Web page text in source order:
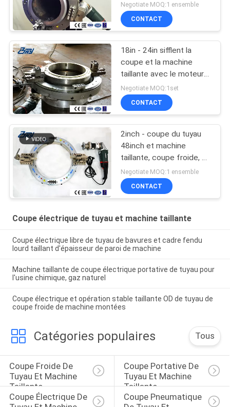
Negotiate MOQ:1 ensemble
CONTACT
18in - 24in sifflent la
coupe et la machine
taillante avec le moteur
électrique
Negotiate MOQ:1set
CONTACT
2inch - coupe du tuyau
48inch et machine
taillante, coupe froide, 2
à la coupe du tuyau
48inches, 2 à tailler du
tuyau 48inches
Negotiate MOQ:1 ensemble
CONTACT
Coupe électrique de tuyau et machine taillante
Coupe électrique libre de tuyau de bavures et cadre fendu
lourd taillant d'épaisseur de paroi de machine
Machine taillante de coupe électrique portative de tuyau pour
l'usine chimique, gaz naturel
Coupe électrique et opération stable taillante OD de tuyau de
coupe froide de machine montées
Catégories populaires Tous
Coupe Froide De
Tuyau Et Machine
Taillante
Coupe Portative De
Tuyau Et Machine
Taillante
Coupe Électrique De
Coupe Pneumatique